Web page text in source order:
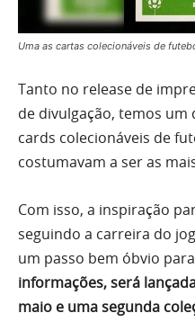
Uma as cartas colecionáveis de
Tanto no release de
de divulgação, temos
cards colecionáveis de
costumavam a ser as
Com isso, a inspiração
seguindo a carreira do
um passo bem óbvio
informações, será
maio e uma segunda